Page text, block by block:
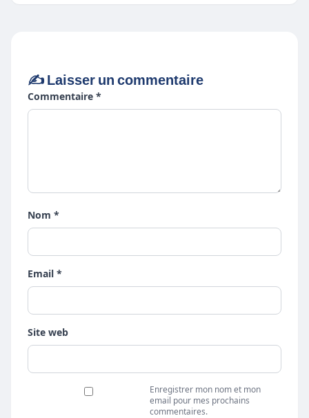
✍️ Laisser un commentaire
Commentaire *
Nom *
Email *
Site web
Enregistrer mon nom et mon
email pour mes prochains
commentaires.